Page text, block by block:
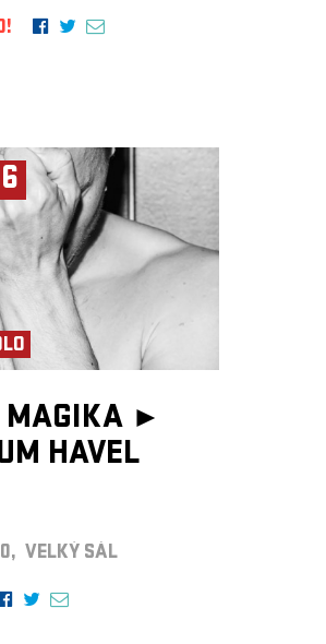
MAGIKA ►
HAVEL
VELKÝ SÁL